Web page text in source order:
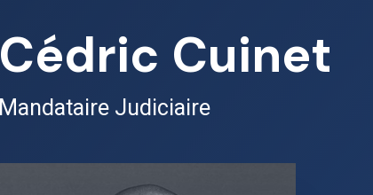
Cédric Cuinet
Mandataire Judiciaire